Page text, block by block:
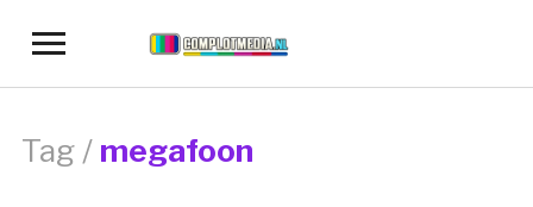
Toggle
navigation
Tag / megafoon